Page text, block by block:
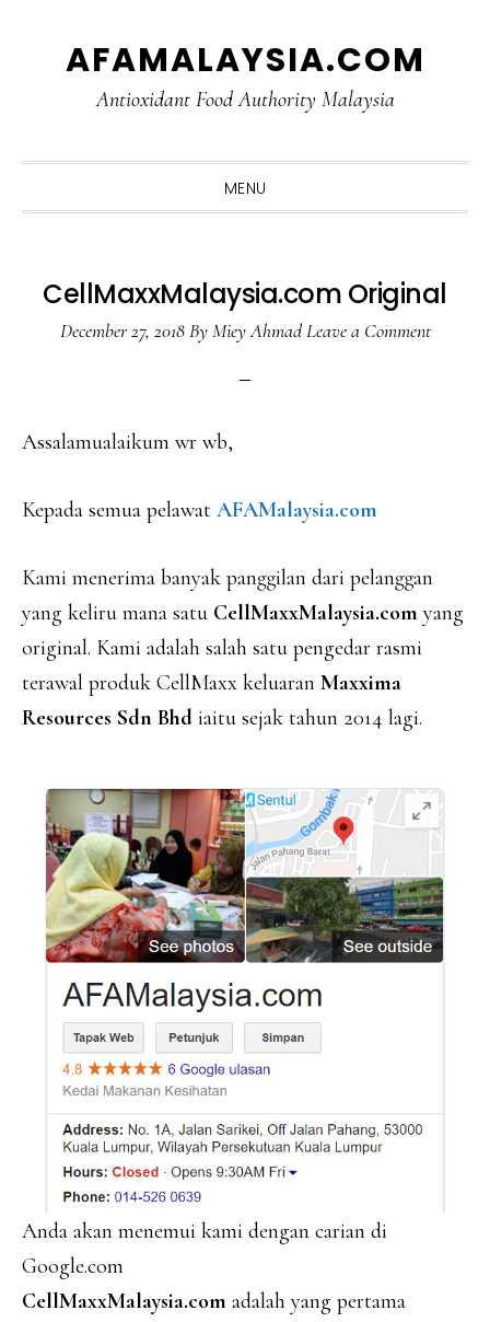
AFAMALAYSIA.COM
Antioxidant Food Authority Malaysia
MENU
CellMaxxMalaysia.com Original
December 27, 2018ByMiey Ahmad Leave a Comment
Assalamualaikum wr wb,
Kepada semua pelawat AFAMalaysia.com
Kami menerima banyak panggilan dari pelanggan
yang keliru mana satu CellMaxxMalaysia.com yang
original. Kami adalah salah satu pengedar rasmi
terawal produk CellMaxx keluaran Maxxima
Resources Sdn Bhd iaitu sejak tahun 2014 lagi.
Anda akan menemui kami dengan carian di
Google.com
CellMaxxMalaysia.com adalah yang pertama